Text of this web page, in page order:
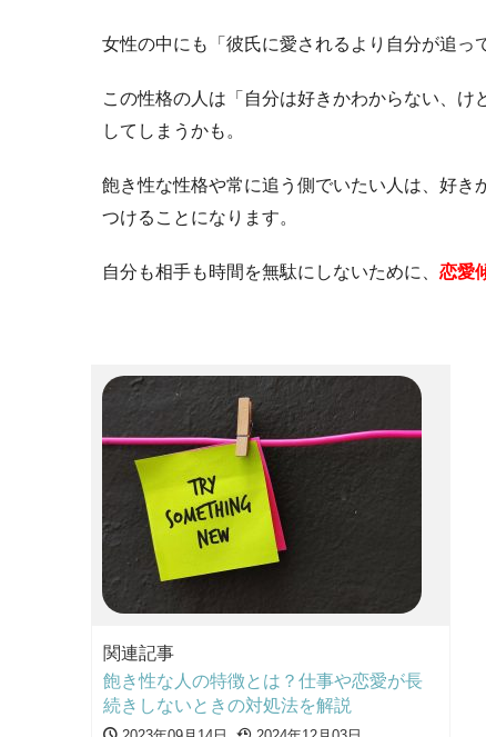
女性の中にも「彼氏に愛されるより自分が追っ
この性格の人は「自分は好きかわからない、
してしまうかも。
飽き性な性格や常に追う側でいたい人は、好
つけることになります。
自分も相手も時間を無駄にしないために、 恋愛
関連記事
飽き性な人の特徴とは？仕事や恋愛が長
続きしないときの対処法を解説